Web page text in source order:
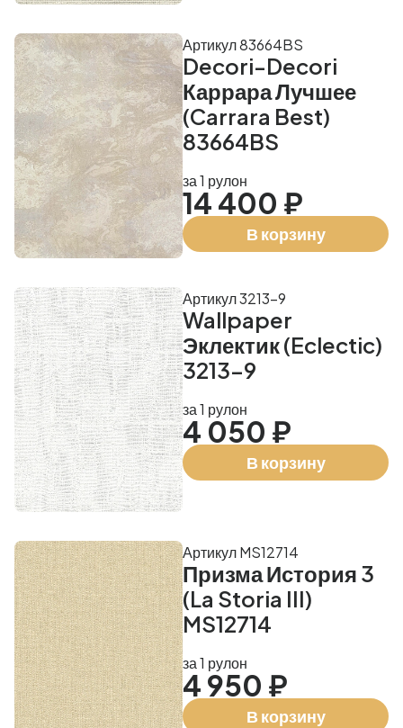
Decori-Decori
Каррара Лучшее
(Carrara Best)
83664BS
Артикул 83664BS
за 1 рулон
14 400 ₽
В корзину
Wallpaper
Эклектик (Eclectic)
3213-9
Артикул 3213-9
за 1 рулон
4 050 ₽
В корзину
Призма История 3
(La Storia III)
MS12714
Артикул MS12714
за 1 рулон
4 950 ₽
В корзину